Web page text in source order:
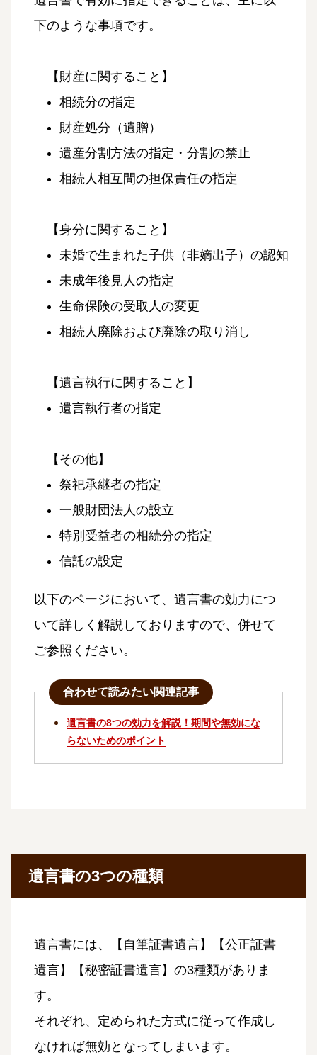
下のような事項です。
【財産に関すること】
相続分の指定
財産処分（遺贈）
遺産分割方法の指定・分割の禁止
相続人相互間の担保責任の指定
【身分に関すること】
未婚で生まれた子供（非嫡出子）の認知
未成年後見人の指定
生命保険の受取人の変更
相続人廃除および廃除の取り消し
【遺言執行に関すること】
遺言執行者の指定
【その他】
祭祀承継者の指定
一般財団法人の設立
特別受益者の相続分の指定
信託の設定
以下のページにおいて、遺言書の効力につ
いて詳しく解説しておりますので、併せて
ご参照ください。
合わせて読みたい関連記事
遺言書の8つの効力を解説！期間や無効にな
らないためのポイント
遺言書の3つの種類
遺言書には、【自筆証書遺言】【公正証書
遺言】【秘密証書遺言】の3種類がありま
す。
それぞれ、定められた方式に従って作成し
なければ無効となってしまいます。